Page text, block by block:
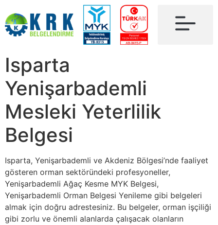
Isparta
Yenişarbademli
Mesleki Yeterlilik
Belgesi
Isparta, Yenişarbademli ve Akdeniz Bölgesi’nde faaliyet
gösteren orman sektöründeki profesyoneller,
Yenişarbademli Ağaç Kesme MYK Belgesi,
Yenişarbademli Orman Belgesi Yenileme gibi belgeleri
almak için doğru adrestesiniz. Bu belgeler, orman işçiliği
gibi zorlu ve önemli alanlarda çalışacak olanların